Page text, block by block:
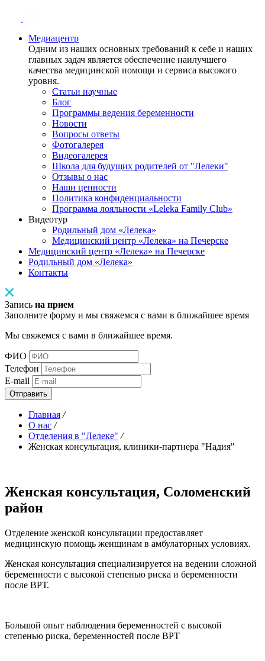
Медиацентр
Одним из наших основных требований к себе и наших
главных задач является обеспечение наилучшего
качества медицинской помощи и сервиса высокого
уровня.
Статьи научные
Блог
Программы ведения беременности
Новости
Вопросы ответы
Фотогалерея
Видеогалерея
Школа для будущих родителей от "Лелеки"
Отзывы о нас
Наши ценности
Политика конфиденциальности
Программа лояльности «Leleka Family Club»
Видеотур
Родильный дом «Лелека»
Медицинский центр «Лелека» на Печерске
Медицинский центр «Лелека» на Печерске
Родильный дом «Лелека»
Контакты
Запись на прием
Заполните форму и мы свяжемся с вами в ближайшее время
Мы свяжемся с вами в ближайшее время.
ФИО
Телефон
E-mail
Отправить
Главная /
О нас /
Отделения в "Лелеке" /
Женская консультация, клиники-партнера "Надия"
Женская консультация, Соломенский
район
Отделение женской консультации предоставляет
медицинскую помощь женщинам в амбулаторных условиях.
Женская консультация специализируется на ведении сложной
беременности с высокой степенью риска и беременности
после ВРТ.
Большой опыт наблюдения беременностей с высокой
степенью риска, беременностей после ВРТ